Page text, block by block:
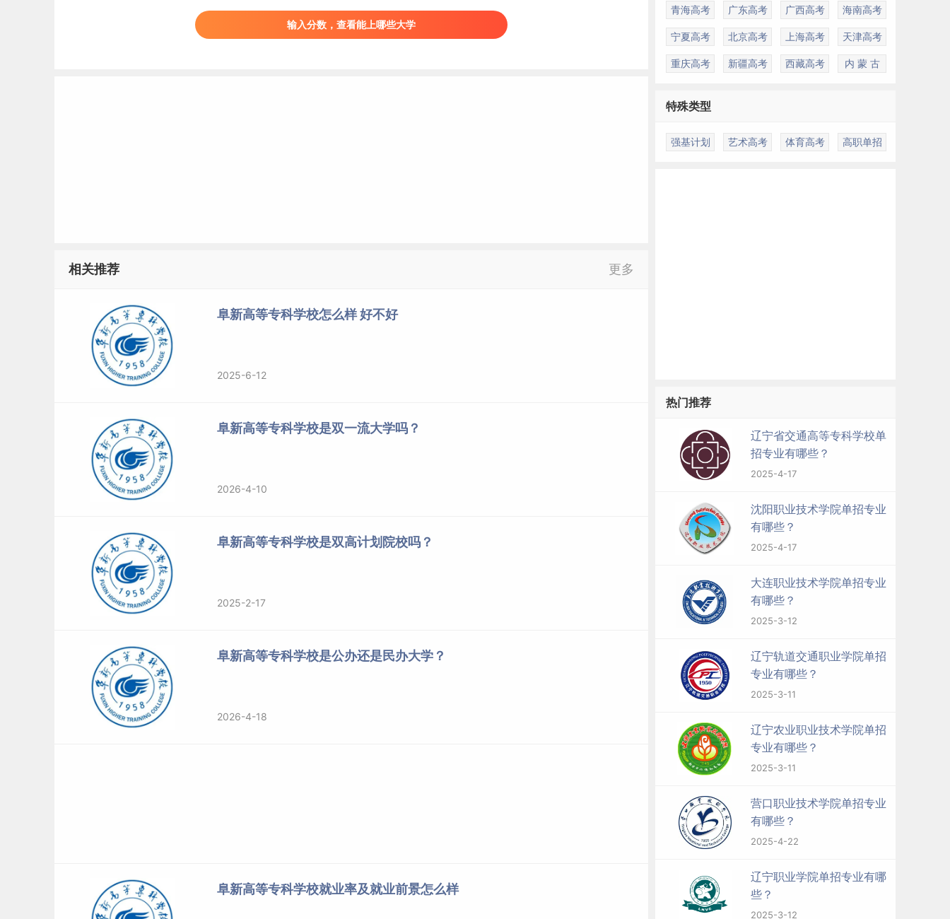
输入分数，查看能上哪些大学
相关推荐 更多
阜新高等专科学校怎么样 好不好
2025-6-12
阜新高等专科学校是双一流大学吗？
2026-4-10
阜新高等专科学校是双高计划院校吗？
2025-2-17
阜新高等专科学校是公办还是民办大学？
2026-4-18
阜新高等专科学校就业率及就业前景怎么样
青海高考 广东高考 广西高考 海南高考
宁夏高考 北京高考 上海高考 天津高考
重庆高考 新疆高考 西藏高考 内 蒙 古
特殊类型
强基计划 艺术高考 体育高考 高职单招
热门推荐
辽宁省交通高等专科学校单
招专业有哪些？
2025-4-17
沈阳职业技术学院单招专业
有哪些？
2025-4-17
大连职业技术学院单招专业
有哪些？
2025-3-12
辽宁轨道交通职业学院单招
专业有哪些？
2025-3-11
辽宁农业职业技术学院单招
专业有哪些？
2025-3-11
营口职业技术学院单招专业
有哪些？
2025-4-22
辽宁职业学院单招专业有哪
些？
2025-3-12